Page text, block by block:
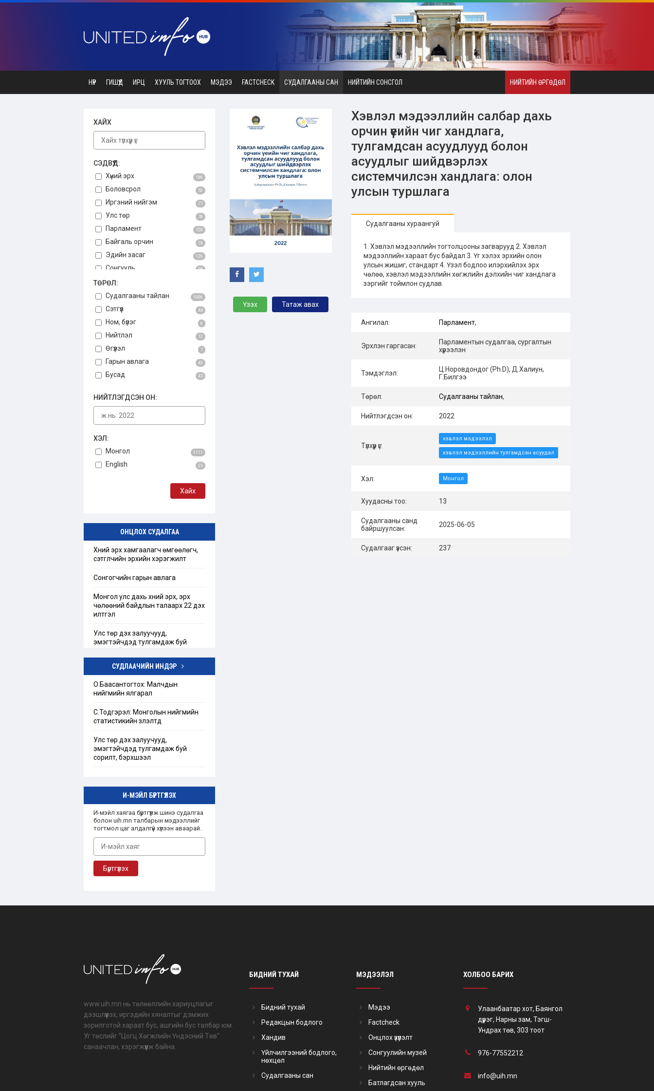
НҮҮР ГИШҮҮД ИРЦ ХУУЛЬ ТОГТООХ МЭДЭЭ FACTCHECK СУДАЛГААНЫ САН НИЙТИЙН СОНСГОЛ НИЙТИЙН ӨРГӨДӨЛ
ХАЙХ
СЭДВҮҮД:
Хүний эрх
186
Боловсрол 53
Иргэний нийгэм 77
Улс төр 78
Парламент 728
Байгаль орчин 18
Эдийн засаг 126
Сонгууль 58
Авлига
Үндсэн хууль 3
Бусад 34
ТӨРӨЛ:
Судалгааны тайлан
1006
Сэтгүүл 44
Ном, бүлэг 6
Нийтлэл 12
Өгүүлэл 7
Гарын авлага 43
Бусад 45
НИЙТЛЭГДСЭН ОН:
ХЭЛ:
Монгол
1111
English 25
ОНЦЛОХ СУДАЛГАА
Хүний эрх хамгаалагч өмгөөлөгч,
сэтгүүлчийн эрхийн хэрэгжилт
Сонгогчийн гарын авлага
Монгол улс дахь хүний эрх, эрх
чөлөөний байдлын талаарх 22 дэх
илтгэл
Улс төр дэх залуучууд,
эмэгтэйчүүдэд тулгамдаж буй
Төрийн бус байгууллагын тухай
хэрэгцээ, шаардлагын тандан
судалгаа
“Ашгийн бус байгууллага”-ын
талаарх Монгол улсын эрх зүйн
СУДЛААЧИЙН ИНДЭР
О.Баасантогтох: Малчдын
нийгмийн ялгарал
С.Тодгэрэл: Монголын нийгмийн
статистикийн үзүүлэлтүүд
Улс төр дэх залуучууд,
эмэгтэйчүүдэд тулгамдаж буй
сорилт, бэрхшээл
И-МЭЙЛ БҮРТГҮҮЛЭХ
И-мэйл хаягаа бүртгүүлж шинэ судалгаа
болон uih.mn талбарын мэдээллийг
тогтмол цаг алдалгүй хүлээн аваарай.
Үзэх Татаж авах
Хэвлэл мэдээллийн салбар дахь
орчин үеийн чиг хандлага,
тулгамдсан асуудлууд болон
асуудлыг шийдвэрлэх
системчилсэн хандлага: олон
улсын туршлага
Судалгааны хураангуй
1. Хэвлэл мэдээллийн тогтолцооны загварууд 2. Хэвлэл
мэдээллийн хараат бус байдал 3. Үг хэлэх эрхийн олон
улсын жишиг, стандарт 4. Үзэл бодлоо илэрхийлэх эрх
чөлөө, хэвлэл мэдээллийн хөгжлийн дэлхийн чиг хандлага
зэргийг тоймлон судлав.
Ангилал: Парламент,
Эрхлэн гаргасан:
Парламентын судалгаа, сургалтын
хүрээлэн
Тэмдэглэл:
Ц.Норовдондог (Ph.D), Д.Халиун,
Г.Билгээ
Төрөл: Судалгааны тайлан,
Нийтлэгдсэн он: 2022
Түлхүүр үг:
хэвлэл мэдээлэл
хэвлэл мэдээллийн тулгамдсан асуудал
Хэл: Монгол
Хуудасны тоо: 13
Судалгааны санд
байршуулсан:
2025-06-05
Судалгааг үзсэн: 237
www.uih.mn нь төлөөллийн хариуцлагыг
дээшлүүлэх, иргэдийн хяналтыг дэмжих
зорилготой хараат бус, ашгийн бус талбар юм.
Уг төслийг "Цогц Хөгжлийн Үндэсний Төв"
санаачлан, хэрэгжүүлж байна.
БИДНИЙ ТУХАЙ
Бидний тухай
Редакцын бодлого
Хандив
Үйлчилгээний бодлого,
нөхцөл
Судалгааны сан
МЭДЭЭЛЭЛ
Мэдээ
Factcheck
Онцлох үзүүлэлт
Сонгуулийн музей
Нийтийн өргөдөл
Батлагдсан хууль
ХОЛБОО БАРИХ
Улаанбаатар хот, Баянгол
дүүрэг, Нарны зам, Тэгш-
Ундрах төв, 303 тоот
976-77552212
info@uih.mn